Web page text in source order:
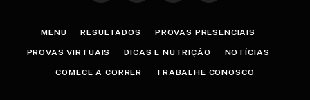
MENU RESULTADOS PROVAS PRESENCIAIS
PROVAS VIRTUAIS DICAS E NUTRIÇÃO NOTÍCIAS
COMECE A CORRER TRABALHE CONOSCO